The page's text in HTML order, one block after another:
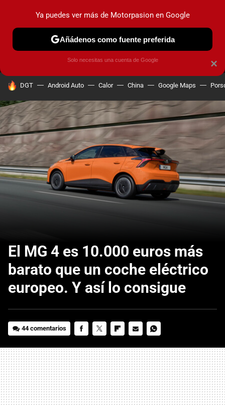
MENÚ NUEVO
COCHES ELÉCTRICOS OBSERVATORIO
HOY SE HABLA DE
DGT Android Auto Calor China Google Maps
El MG 4 es 10.000 euros más
barato que un coche eléctrico
europeo. Y así lo consigue
44 comentarios
MAIL
×
Ya puedes ver más de Motorpasion en Google
Añádenos como fuente preferida
Solo necesitas una cuenta de Google